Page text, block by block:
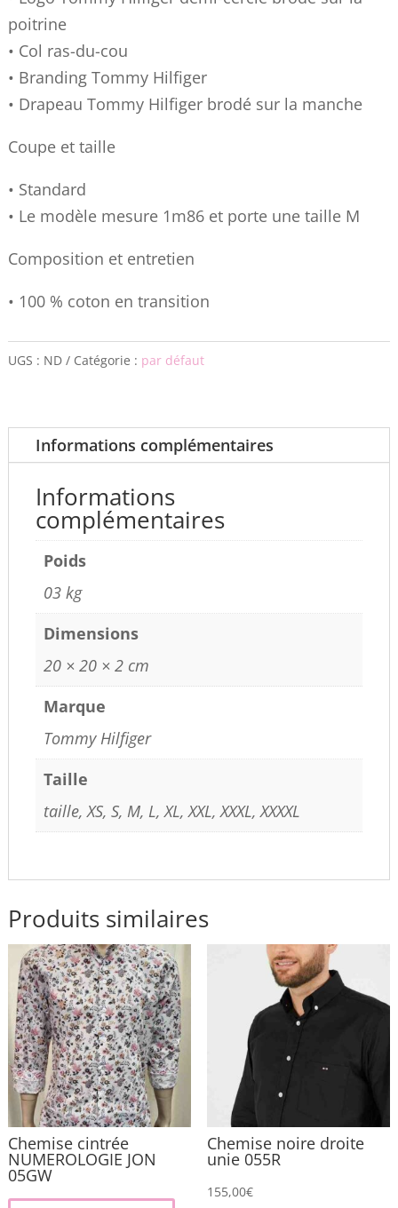
poitrine
• Col ras-du-cou
• Branding Tommy Hilfiger
• Drapeau Tommy Hilfiger brodé sur la manche
Coupe et taille
• Standard
• Le modèle mesure 1m86 et porte une taille M
Composition et entretien
• 100 % coton en transition
UGS : ND Catégorie : par défaut
Informations complémentaires
Informations
complémentaires
Poids
03 kg
Dimensions
20 × 20 × 2 cm
Marque
Tommy Hilfiger
Taille
taille, XS, S, M, L, XL, XXL, XXXL, XXXXL
Produits similaires
Chemise cintrée
NUMEROLOGIE JON
05GW
Chemise noire droite
unie 055R
155,00€